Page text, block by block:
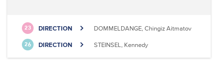
23 DIRECTION DOMMELDANGE, Chingiz Aitmatov
26 DIRECTION STEINSEL, Kennedy